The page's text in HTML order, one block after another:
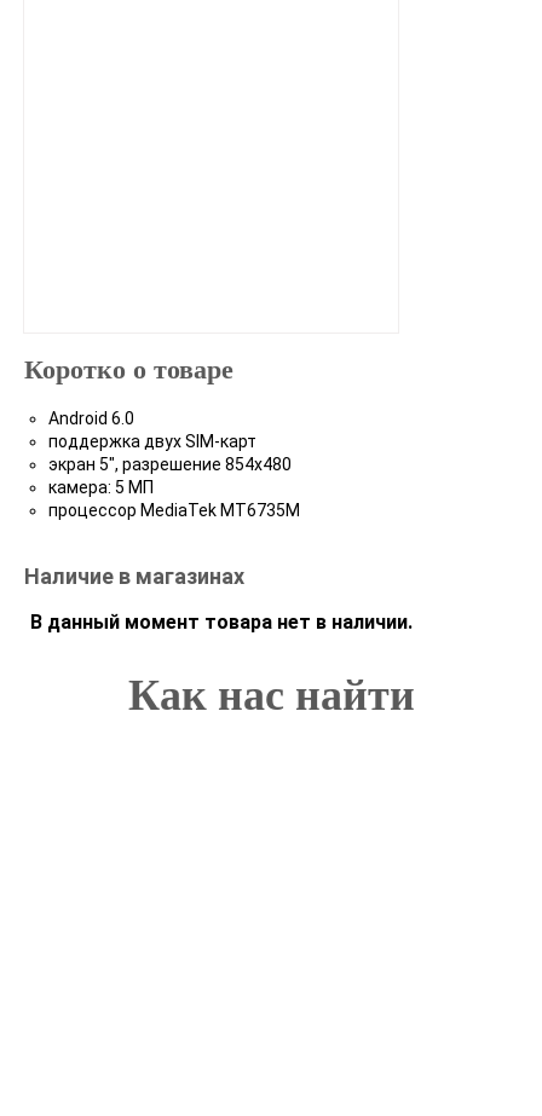
Коротко о товаре
Android 6.0
поддержка двух SIM-карт
экран 5", разрешение 854x480
камера: 5 МП
процессор MediaTek MT6735M
Наличие в магазинах
В данный момент товара нет в наличии.
Как нас найти